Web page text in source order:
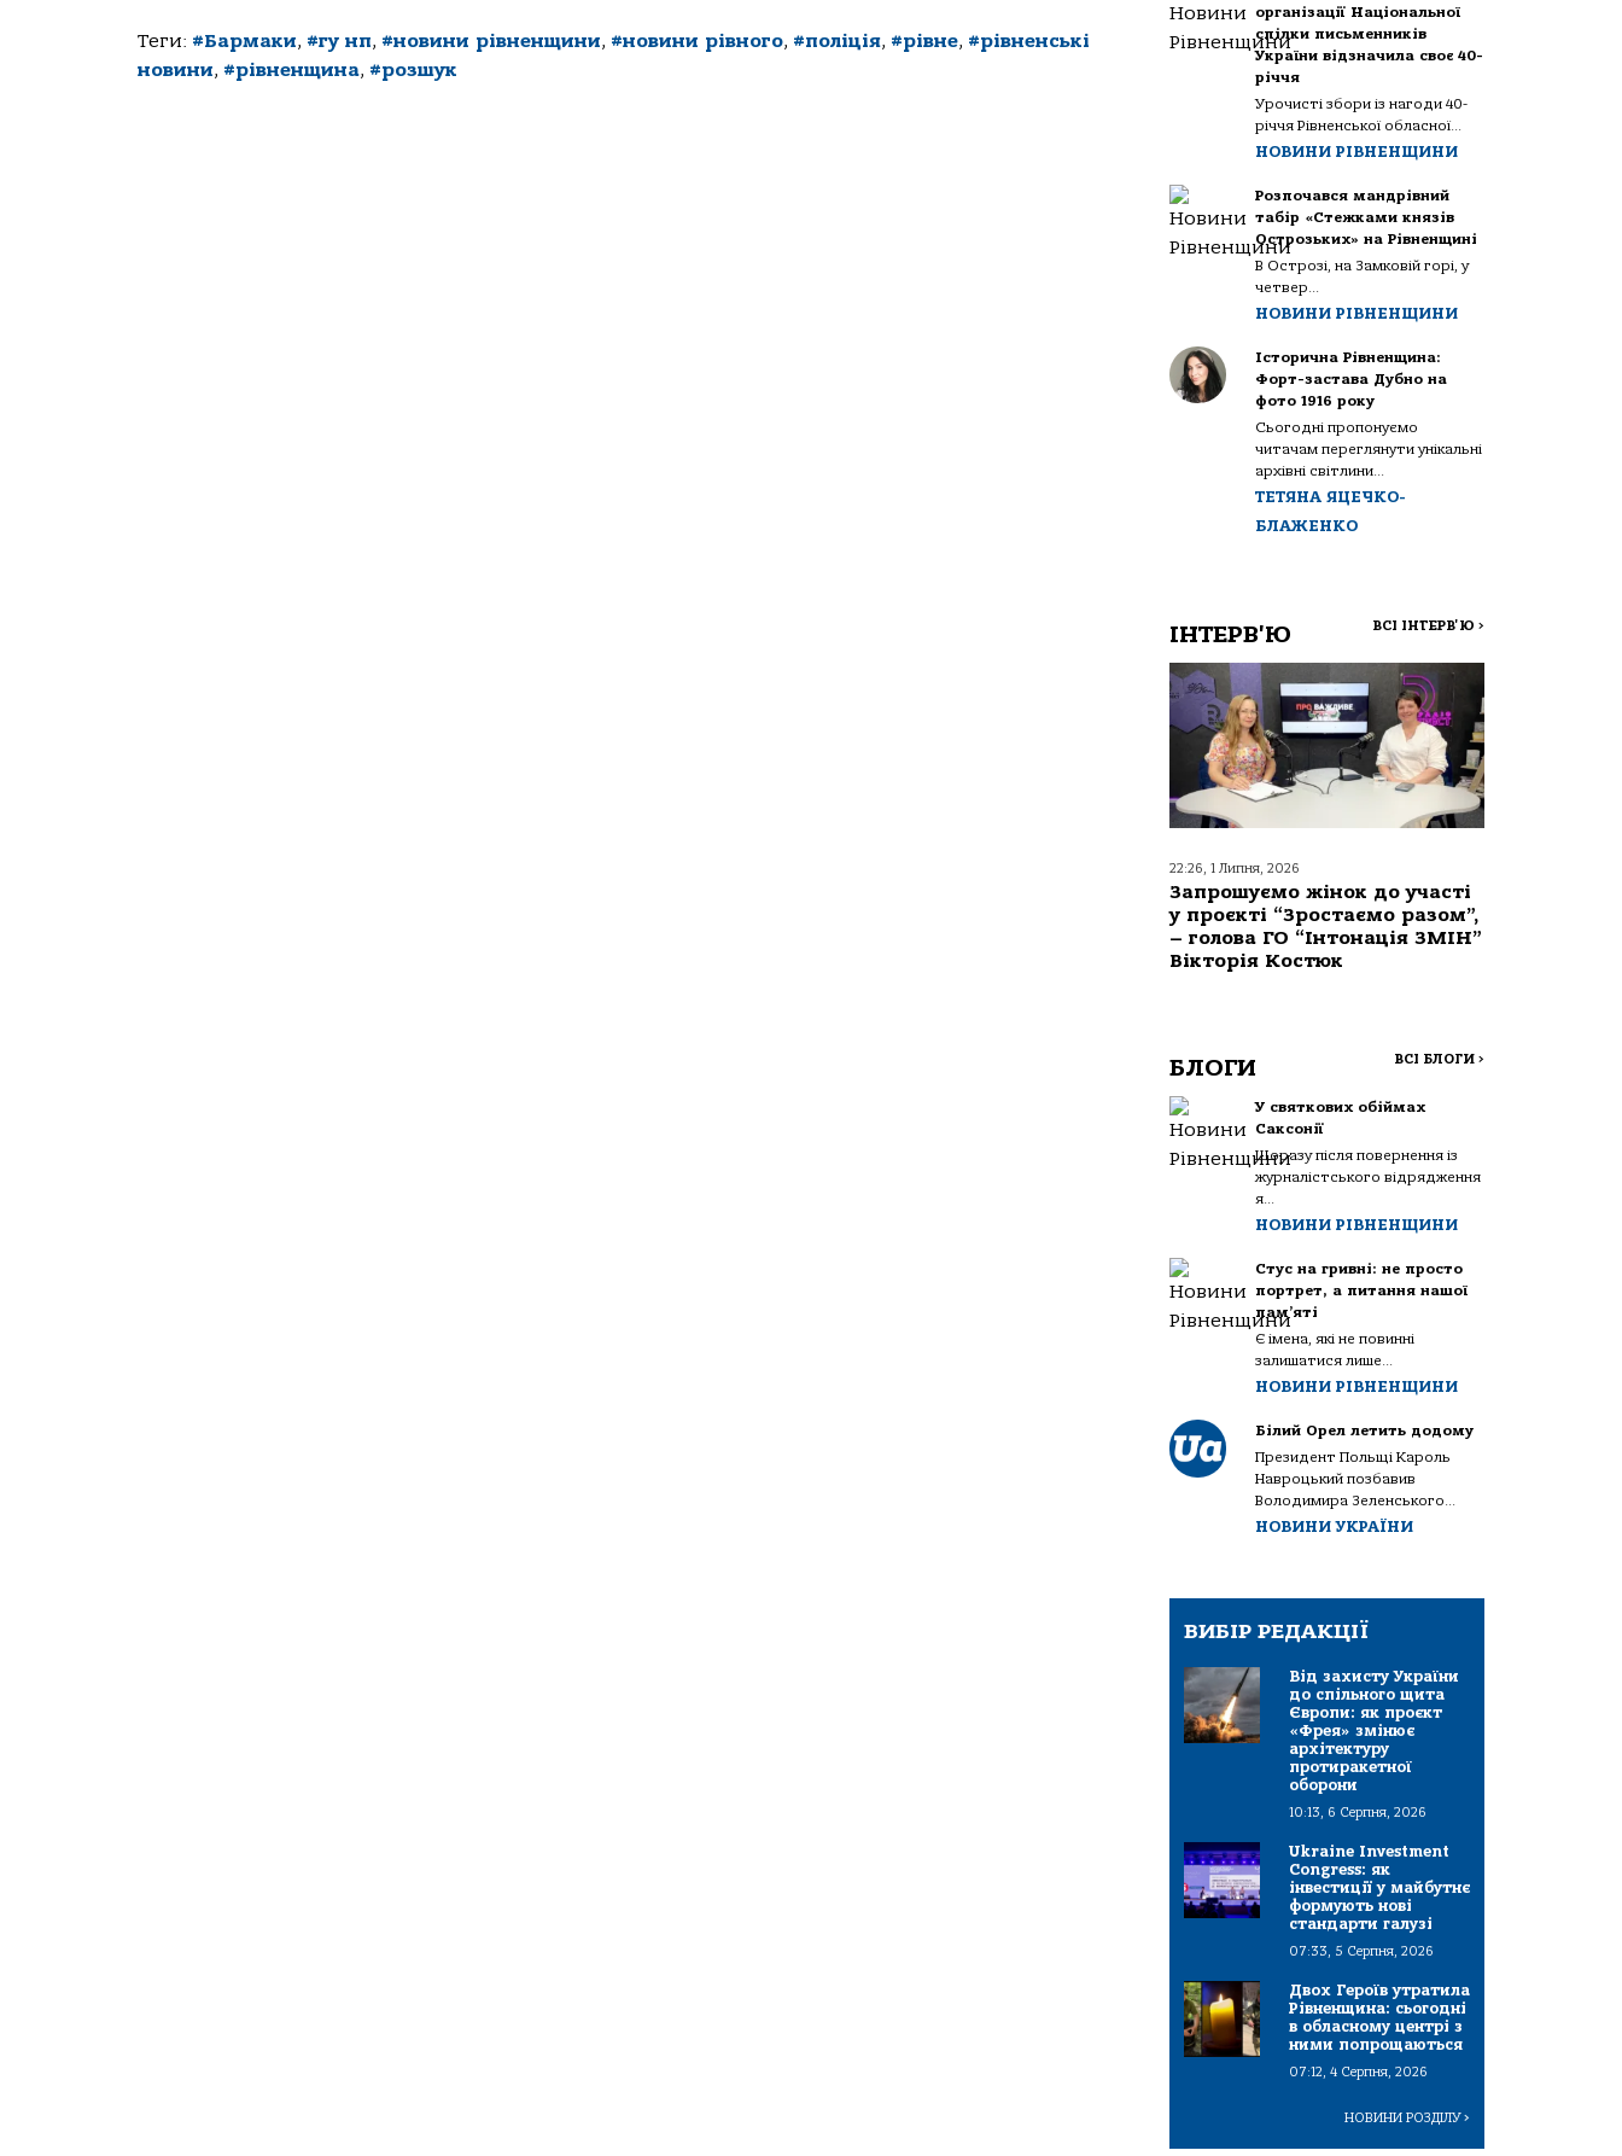
Теги: #Бармаки, #гу нп, #новини рівненщини, #новини рівного, #поліція, #рівне, #рівненські
новини, #рівненщина, #розшук
організації Національної
спілки письменників
України відзначила своє 40-
річчя
Урочисті збори із нагоди 40-
річчя Рівненської обласної...
НОВИНИ РІВНЕНЩИНИ
Розпочався мандрівний
табір «Стежками князів
Острозьких» на Рівненщині
В Острозі, на Замковій горі, у
четвер...
НОВИНИ РІВНЕНЩИНИ
Історична Рівненщина:
Форт-застава Дубно на
фото 1916 року
Сьогодні пропонуємо
читачам переглянути унікальні
архівні світлини...
ТЕТЯНА ЯЦЕЧКО-
БЛАЖЕНКО
ІНТЕРВ'Ю ВСІ ІНТЕРВ'Ю >
22:26, 1 Липня, 2026
Запрошуємо жінок до участі
у проєкті “Зростаємо разом”,
– голова ГО “Інтонація ЗМІН”
Вікторія Костюк
БЛОГИ ВСІ БЛОГИ >
У святкових обіймах
Саксонії
Щоразу після повернення із
журналістського відрядження
я...
НОВИНИ РІВНЕНЩИНИ
Стус на гривні: не просто
портрет, а питання нашої
пам’яті
Є імена, які не повинні
залишатися лише...
НОВИНИ РІВНЕНЩИНИ
Білий Орел летить додому
Президент Польщі Кароль
Навроцький позбавив
Володимира Зеленського...
НОВИНИ УКРАЇНИ
ВИБІР РЕДАКЦІЇ
Від захисту України
до спільного щита
Європи: як проєкт
«Фрея» змінює
архітектуру
протиракетної
оборони
10:13, 6 Серпня, 2026
Ukraine Investment
Congress: як
інвестиції у майбутнє
формують нові
стандарти галузі
07:33, 5 Серпня, 2026
Двох Героїв утратила
Рівненщина: сьогодні
в обласному центрі з
ними попрощаються
07:12, 4 Серпня, 2026
НОВИНИ РОЗДІЛУ>